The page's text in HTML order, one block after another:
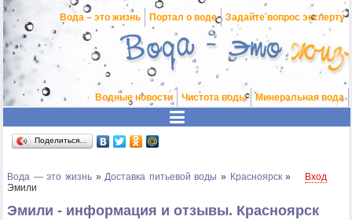
Вода – это жизнь Портал о воде Задайте вопрос эксперту
Водные новости Чистота воды Минеральная вода
Поделиться…
Вода — это жизнь»Доставка питьевой воды » Красноярск»
Эмили
Вход
Эмили - информация и отзывы. Красноярск